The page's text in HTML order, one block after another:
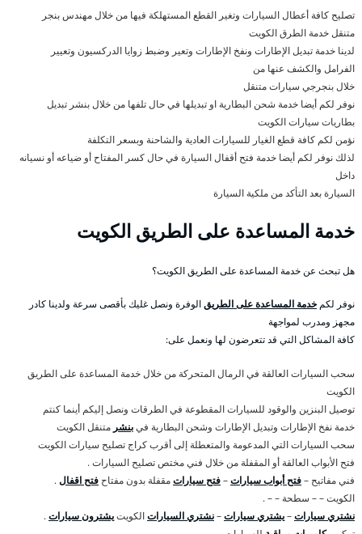
تصليح كافة أعطال السيارات وتغير القطع المستهلكة فيها من خلال مهندس بنجر
متنقل خدمة الطرق الكويت
لدينا خدمة تبديل الإطارات ونفخ الإطارات وتعير وضبط زوايا الدركسيون وتعيير
الفرامل والكشف عنها من
خلال بنجرجي سيارات متنقل
نوفر لكم أيضا خدمة شحن البطارية او تبديلها في حال تلفها من خلال بنشر تبديل
بطاريات سيارات الكويت
نؤمن لكم كافة قطع الغيار للسيارات العادية والشاحنة وبسعر التكلفة
لذلك نوفر لكم أيضا خدمة فتح أقفال السيارة في حال كسر المفتاح أو ضياعه أو نسيانه
داخل
السيارة بعد التأكد من ملكية السيارة
خدمة المساعدة على الطريق الكويت
هل تبحث عن خدمة المساعدة على الطريق الكويت؟
نوفر لكمخدمة المساعدة على الطريقالوفرة ونصل غليك بأقصى سرعة ولدينا كادر
مجهز ومدرب لمواجهة
كافة المشاكل التي قد تتعرضون لها ونعمل على:
سحب السيارات العالقة في الرمال المتحركة من خلال خدمة المساعدة على الطريق
الكويت
توصيل البنزين والوقود للسيارات المقطوعة في الطرقات ونصل إليكم أينما كنتم
خدمة نفخ الإطارات وتبديل الإطارات وشحن البطارية فيبنشر متنقل الكويت
سحب السيارات التي المدعومة والمتعطلة إلى أقرب كراج تصليح سيارات الكويت
فتح الأبواب العالقة أو المقفلة من خلال فني مختص تصليح السيارات .
فني مفاتيح –فتح أبواب سيارات–فتح سياراتمقفلة بدون مفتاح فتح اقفال.
الكويت – – سطحة – – .
نشتري سيارات–يشتري سيارات–نشتري السياراتالكويتيشترون سيارات.